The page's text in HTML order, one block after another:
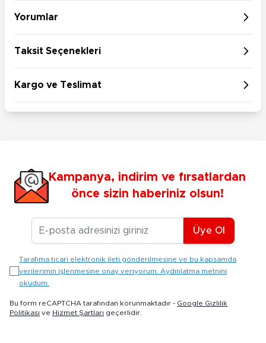
Yorumlar
Taksit Seçenekleri
Kargo ve Teslimat
Kampanya, indirim ve fırsatlardan
önce sizin haberiniz olsun!
E-posta Adresiniz
Üye Ol
Tarafıma ticari elektronik ileti gönderilmesine ve bu kapsamda
verilerimin işlenmesine onay veriyorum. Aydınlatma metnini
okudum.
Bu form reCAPTCHA tarafından korunmaktadır - Google Gizlilik
Politikası ve Hizmet Şartları geçerlidir.